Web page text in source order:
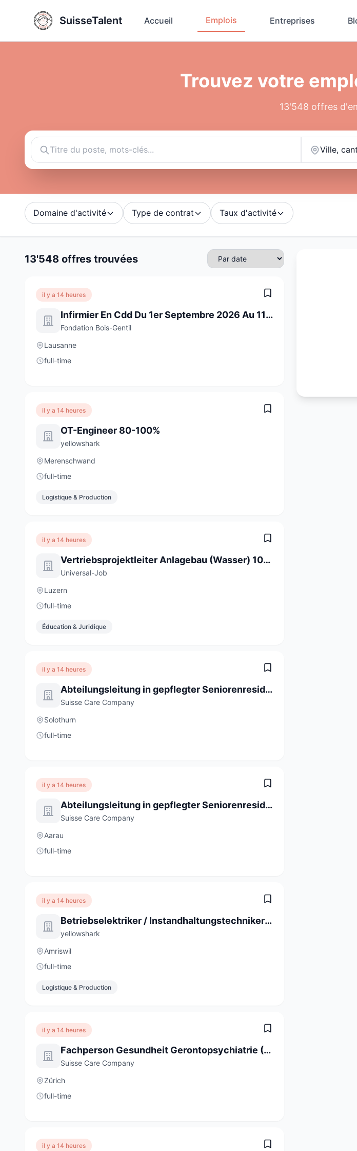
SuisseTalent Accueil Emplois Entreprises
Trouvez votre
13'548 offres
Ville,
Domaine d'activité Type de contrat Taux d'activité
13'548 offres trouvées
il y a 14 heures
Infirmier En Cdd Du 1er Septembre 2026 Au 11 Janvier 2027 À 70%
Fondation Bois-Gentil
Lausanne
full-time
il y a 14 heures
OT-Engineer 80-100%
yellowshark
Merenschwand
full-time
Logistique & Production
il y a 14 heures
Vertriebsprojektleiter Anlagebau (Wasser) 100% (m/w/d)
Universal-Job
Luzern
full-time
Éducation & Juridique
il y a 14 heures
Abteilungsleitung in gepflegter Seniorenresidenz (100%)
Suisse Care Company
Solothurn
full-time
il y a 14 heures
Abteilungsleitung in gepflegter Seniorenresidenz (100%)
Suisse Care Company
Aarau
full-time
il y a 14 heures
Betriebselektriker / Instandhaltungstechniker Industrie 80-100% (m/w)
yellowshark
Amriswil
full-time
Logistique & Production
il y a 14 heures
Fachperson Gesundheit Gerontopsychiatrie (60-100%)
Suisse Care Company
Zürich
full-time
il y a 14 heures